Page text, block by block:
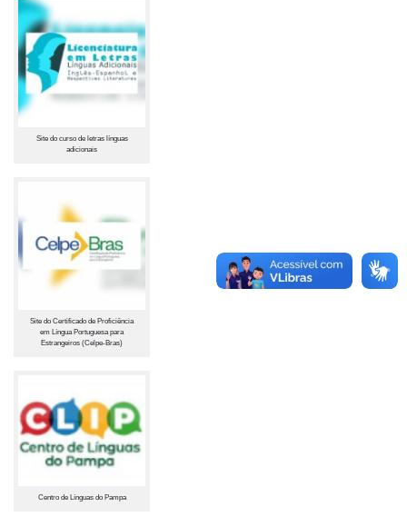
Site do curso de letras línguas
adicionais
Site do Certificado de Proficiência
em Língua Portuguesa para
Estrangeiros (Celpe-Bras)
Centro de Línguas do Pampa